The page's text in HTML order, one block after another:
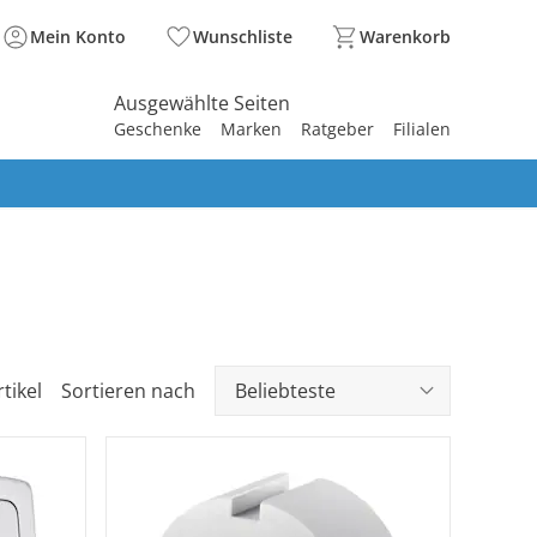
Mein Konto Wunschliste Warenkorb
Ausgewählte Seiten
Geschenke Marken Ratgeber Filialen
Sortieren nach